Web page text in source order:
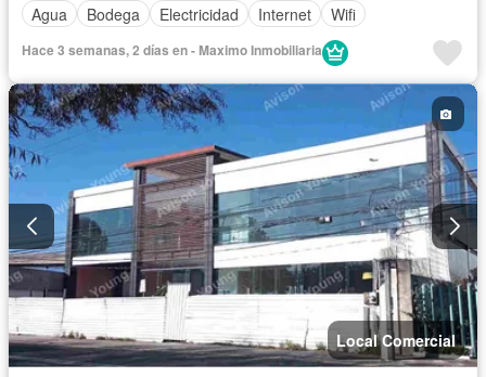
Agua
Bodega Electricidad Internet Wifi
Hace 3 semanas, 2 días en - Maximo Inmobiliaria
Local Comercial